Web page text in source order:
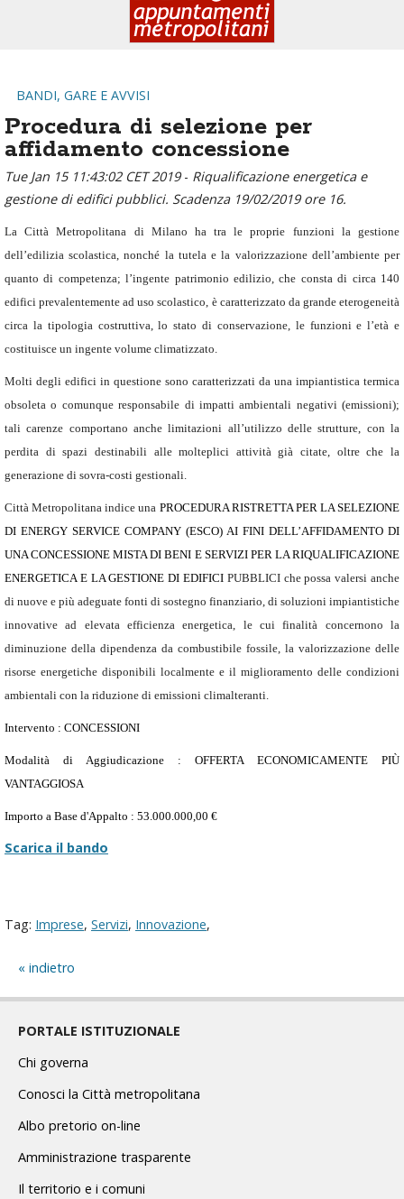
BANDI, GARE E AVVISI
Procedura di selezione per
affidamento concessione
Tue Jan 15 11:43:02 CET 2019- Riqualificazione energetica e
gestione di edifici pubblici. Scadenza 19/02/2019 ore 16.
La Città Metropolitana di Milano ha tra le proprie funzioni la gestione
dell’edilizia scolastica, nonché la tutela e la valorizzazione dell’ambiente per
quanto di competenza; l’ingente patrimonio edilizio, che consta di circa 140
edifici prevalentemente ad uso scolastico, è caratterizzato da grande eterogeneità
circa la tipologia costruttiva, lo stato di conservazione, le funzioni e l’età e
costituisce un ingente volume climatizzato.
Molti degli edifici in questione sono caratterizzati da una impiantistica termica
obsoleta o comunque responsabile di impatti ambientali negativi (emissioni);
tali carenze comportano anche limitazioni all’utilizzo delle strutture, con la
perdita di spazi destinabili alle molteplici attività già citate, oltre che la
generazione di sovra-costi gestionali.
Città Metropolitana indice una PROCEDURA RISTRETTA PER LA SELEZIONE
DI ENERGY SERVICE COMPANY (ESCO) AI FINI DELL’AFFIDAMENTO DI
UNA CONCESSIONE MISTA DI BENI E SERVIZI PER LA RIQUALIFICAZIONE
ENERGETICA E LA GESTIONE DI EDIFICI PUBBLICI che possa valersi anche
di nuove e più adeguate fonti di sostegno finanziario, di soluzioni impiantistiche
innovative ad elevata efficienza energetica, le cui finalità concernono la
diminuzione della dipendenza da combustibile fossile, la valorizzazione delle
risorse energetiche disponibili localmente e il miglioramento delle condizioni
ambientali con la riduzione di emissioni climalteranti.
Intervento : CONCESSIONI
Modalità di Aggiudicazione : OFFERTA ECONOMICAMENTE PIÙ
VANTAGGIOSA
Importo a Base d'Appalto : 53.000.000,00 €
Scarica il bando
Tag: Imprese, Servizi, Innovazione,
indietro
PORTALE ISTITUZIONALE
Chi governa
Conosci la Città metropolitana
Albo pretorio on-line
Amministrazione trasparente
Il territorio e i comuni